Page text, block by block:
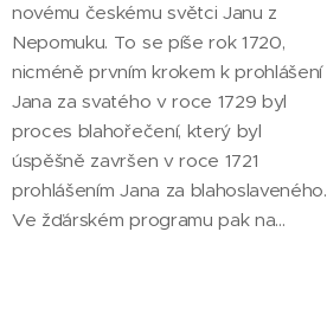
novému českému světci Janu z
Nepomuku. To se píše rok 1720,
nicméně prvním krokem k prohlášení
Jana za svatého v roce 1729 byl
proces blahořečení, který byl
úspěšně završen v roce 1721
prohlášením Jana za blahoslaveného.
Ve žďárském programu pak na...